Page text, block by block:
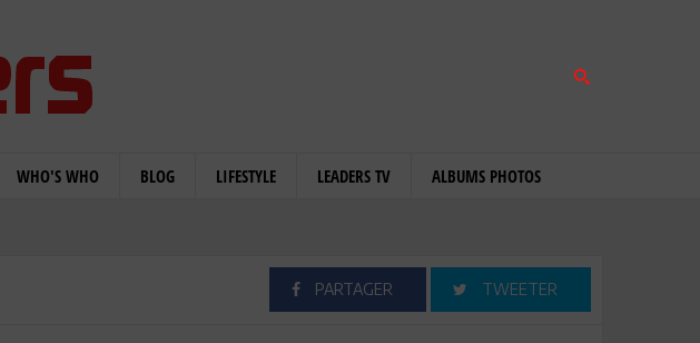
WHO'S WHO BLOG LIFESTYLE LEADERS TV ALBUMS PHOTOS
PARTAGER TWEETER